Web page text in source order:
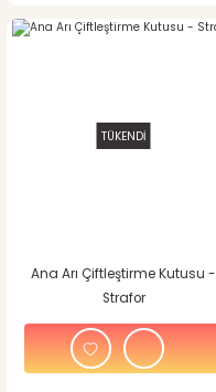
TÜKENDİ
Ana Arı Çiftleştirme Kutusu -
Strafor